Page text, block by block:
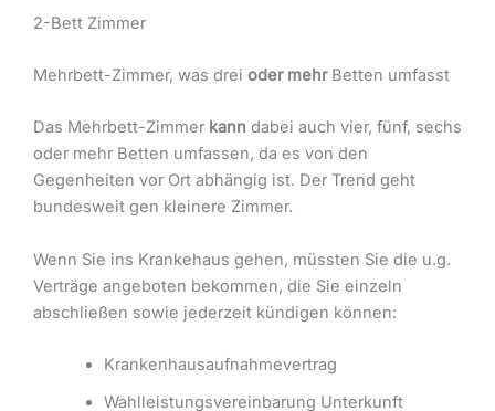
2-Bett Zimmer
Mehrbett-Zimmer, was drei oder mehrBetten umfasst
Das Mehrbett-Zimmer kann dabei auch vier, fünf, sechs
oder mehr Betten umfassen, da es von den
Gegenheiten vor Ort abhängig ist. Der Trend geht
bundesweit gen kleinere Zimmer.
Wenn Sie ins Krankehaus gehen, müssten Sie die u.g.
Verträge angeboten bekommen, die Sie einzeln
abschließen sowie jederzeit kündigen können:
Krankenhausaufnahmevertrag
Wahlleistungsvereinbarung Unterkunft